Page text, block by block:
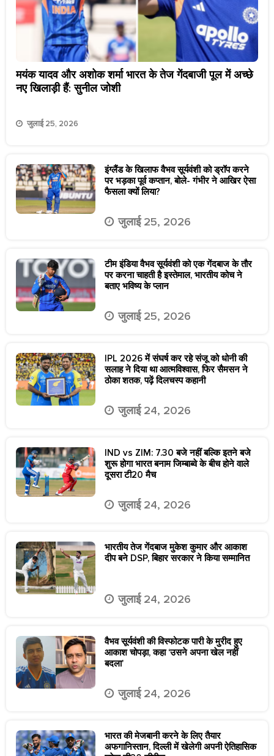
मयंक यादव और अशोक शर्मा भारत के तेज गेंदबाजी पूल में अच्छे
नए खिलाड़ी हैं: सुनील जोशी
जुलाई 25, 2026
इंग्लैंड के खिलाफ वैभव सूर्यवंशी को ड्रॉप करने
पर भड़का पूर्व कप्तान, बोले- गंभीर ने आखिर ऐसा
फैसला क्यों लिया?
जुलाई 25, 2026
टीम इंडिया वैभव सूर्यवंशी को एक गेंदबाज के तौर
पर करना चाहती है इस्तेमाल, भारतीय कोच ने
बताए भविष्य के प्लान
जुलाई 25, 2026
IPL 2026 में संघर्ष कर रहे संजू को धोनी की
सलाह ने दिया था आत्मविश्वास, फिर सैमसन ने
ठोका शतक, पढ़ें दिलचस्प कहानी
जुलाई 24, 2026
IND vs ZIM: 7.30 बजे नहीं बल्कि इतने बजे
शुरू होगा भारत बनाम जिम्बाब्वे के बीच होने वाले
दूसरा टी20 मैच
जुलाई 24, 2026
भारतीय तेज गेंदबाज मुकेश कुमार और आकाश
दीप बने DSP, बिहार सरकार ने किया सम्मानित
जुलाई 24, 2026
वैभव सूर्यवंशी की विस्फोटक पारी के मुरीद हुए
आकाश चोपड़ा, कहा ‘उसने अपना खेल नहीं
बदला’
जुलाई 24, 2026
भारत की मेजबानी करने के लिए तैयार
अफगानिस्तान, दिल्ली में खेलेगी अपनी ऐतिहासिक